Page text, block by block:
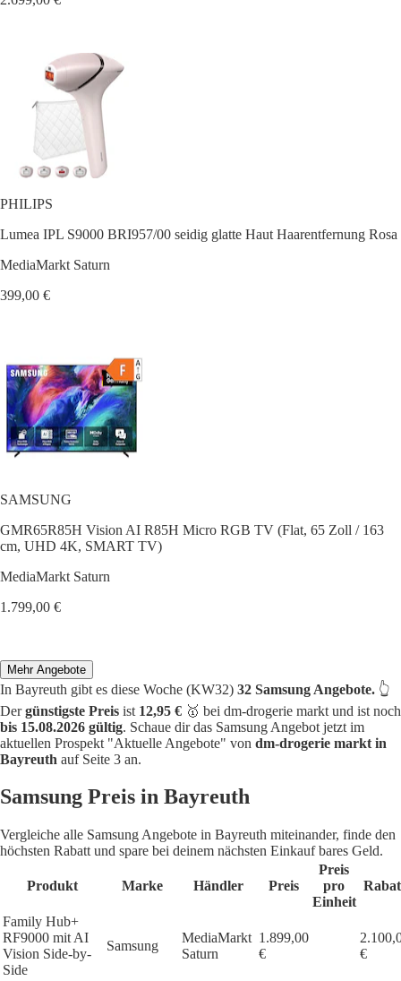
PHILIPS
Lumea IPL S9000 BRI957/00 seidig glatte Haut Haarentfernung Rosa
MediaMarkt Saturn
399,00 €
SAMSUNG
GMR65R85H Vision AI R85H Micro RGB TV (Flat, 65 Zoll / 163
cm, UHD 4K, SMART TV)
MediaMarkt Saturn
1.799,00 €
Mehr Angebote
In Bayreuth gibt es diese Woche (KW32) 32 Samsung Angebote. 👆
Dergünstigste Preis ist 12,95 € 🥇 bei dm-drogerie markt und ist noch
bis 15.08.2026 gültig. Schaue dir das Samsung Angebot jetzt im
aktuellen Prospekt "Aktuelle Angebote" von dm-drogerie markt in
Bayreuth auf Seite 3 an.
Samsung Preis in Bayreuth
Vergleiche alle Samsung Angebote in Bayreuth miteinander, finde den
höchsten Rabatt und spare bei deinem nächsten Einkauf bares Geld.
Produkt Marke Händler Preis
Preis
pro
Einheit
Family Hub+
RF9000 mit AI
Vision Side-by-
Side
Samsung
MediaMarkt
Saturn
1.899,00
€
€